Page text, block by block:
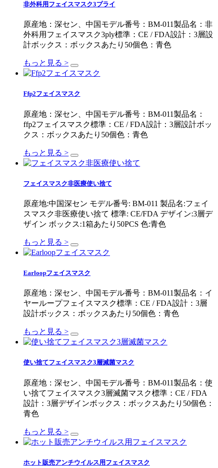
非外科用フェイスマスク3プライ
原産地：深セン、中国モデル番号：BM-011製品名：非
外科用フェイスマスク3ply標準：CE / FDA設計：3層設
計ボックス：ボックスあたり50個色：青色
もっと見る >
Ffp2フェイスマスク
原産地：深セン、中国モデル番号：BM-011製品名：
ffp2フェイスマスク標準：CE / FDA設計：3層設計ボッ
クス：ボックスあたり50個色：青色
もっと見る >
フェイスマスク非医療使い捨て
原産地:中国深セン モデル番号: BM-011 製品名:フェイ
スマスク非医療使い捨て 標準: CE/FDA デザイン:3層デ
ザイン ボックス:1箱あたり50PCS 色:青色
もっと見る >
Earloopフェイスマスク
原産地：深セン、中国モデル番号：BM-011製品名：イ
ヤーループフェイスマスク標準：CE / FDA設計：3層
設計ボックス：ボックスあたり50個色：青色
もっと見る >
使い捨てフェイスマスク3層滅菌マスク
原産地：深セン、中国モデル番号：BM-011製品名：使
い捨てフェイスマスク3層滅菌マスク標準：CE / FDA
設計：3層デザインボックス：ボックスあたり50個色：
青色
もっと見る >
ホット販売アンチウイルス用フェイスマスク